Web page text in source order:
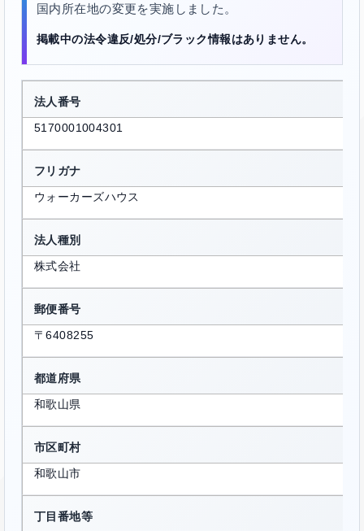
国内所在地の変更を実施しました。
掲載中の法令違反/処分/ブラック情報はありません。
法人番号
5170001004301
フリガナ
ウォーカーズハウス
法人種別
株式会社
郵便番号
〒6408255
都道府県
和歌山県
市区町村
和歌山市
丁目番地等